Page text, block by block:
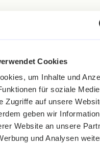
Cookies
um Inhalte und
für soziale
Zugriffe auf unsere
geben wir
Website an unsere
und Analysen
| BRAME
du dich
ist Gold wert
und definiere KPIs